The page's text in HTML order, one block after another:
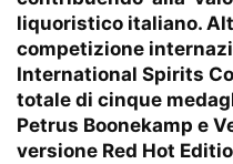
liquoristico italiano.
competizione
International Spirits
totale di cinque
Petrus Boonekamp e
versione Red Hot